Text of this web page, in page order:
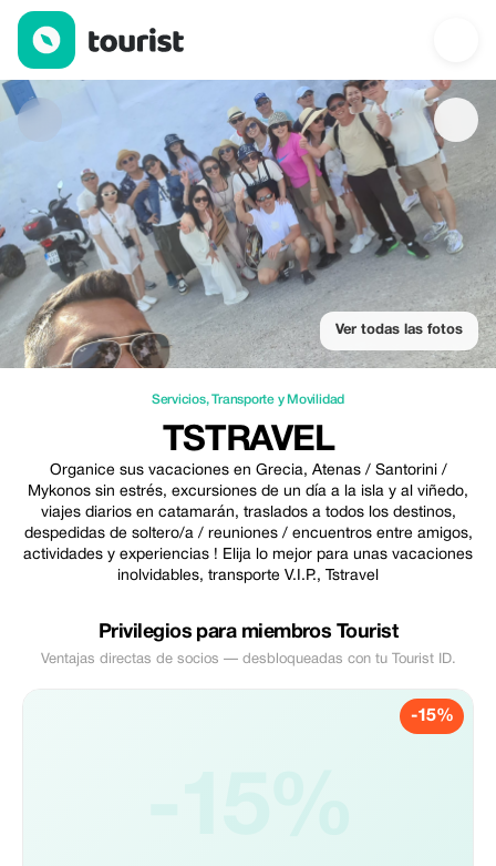
Tstravel — Servicios | Up to 25% off | Tourist
Ver todas las fotos
Servicios,Transporte y Movilidad
TSTRAVEL
Organice sus vacaciones en Grecia, Atenas / Santorini /
Mykonos sin estrés, excursiones de un día a la isla y al viñedo,
viajes diarios en catamarán, traslados a todos los destinos,
despedidas de soltero/a / reuniones / encuentros entre amigos,
actividades y experiencias ! Elija lo mejor para unas vacaciones
inolvidables, transporte V.I.P., Tstravel
Privilegios para miembros Tourist
Ventajas directas de socios — desbloqueadas con tu Tourist ID.
-15%